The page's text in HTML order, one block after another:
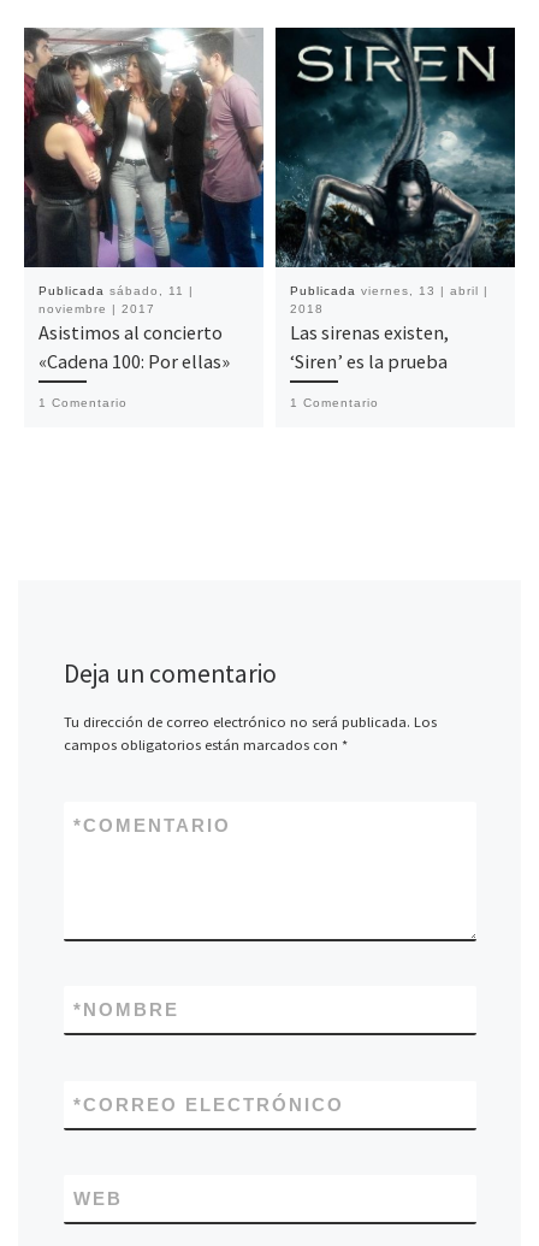
Publicada sábado, 11 |
noviembre | 2017
Asistimos al concierto
«Cadena 100: Por ellas»
1 Comentario
Publicada viernes, 13 | abril |
2018
Las sirenas existen,
‘Siren’ es la prueba
1 Comentario
Deja un comentario
Tu dirección de correo electrónico no será publicada. Los
campos obligatorios están marcados con *
COMENTARIO
*
NOMBRE
*
CORREO ELECTRÓNICO
*
WEB